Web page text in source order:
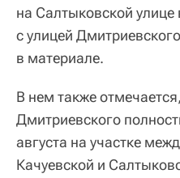
на Салтыковской улице
с улицей
в материале.
В нем также
Дмитриевского
августа на участке
Качуевской и